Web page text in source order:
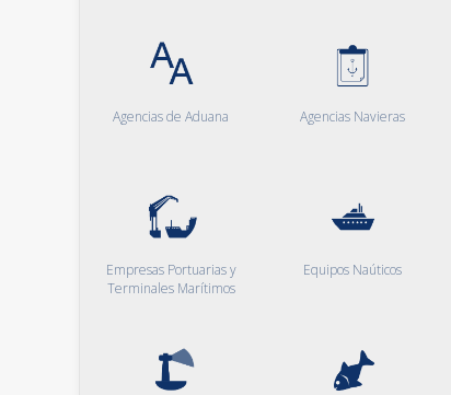
Agencias de Aduana Agencias Navieras
Empresas Portuarias y
Terminales Marítimos
Equipos Naúticos